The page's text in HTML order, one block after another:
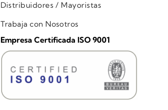
Distribuidores / Mayoristas
Trabaja con Nosotros
Empresa Certificada ISO 9001